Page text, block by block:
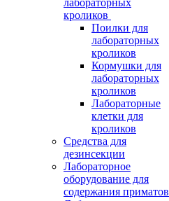
лабораторных
кроликов
Поилки для
лабораторных
кроликов
Кормушки для
лабораторных
кроликов
Лабораторные
клетки для
кроликов
Средства для
дезинсекции
Лабораторное
оборудование для
содержания приматов